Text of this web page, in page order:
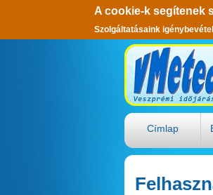
A cookie-k segítenek
Szolgáltatásaink
Címlap